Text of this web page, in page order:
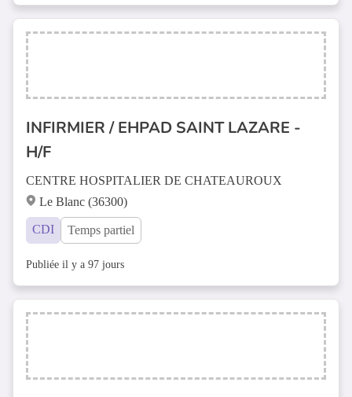
INFIRMIER / EHPAD SAINT LAZARE -
H/F
CENTRE HOSPITALIER DE CHATEAUROUX
Le Blanc (36300)
CDI Temps partiel
Publiée il y a 97 jours